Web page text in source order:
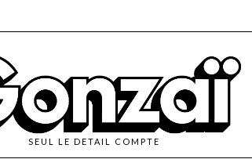
SEUL LE DETAIL COMPTE